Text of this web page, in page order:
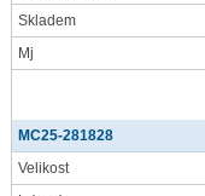
Skladem
Mj
MC25-281828
Velikost